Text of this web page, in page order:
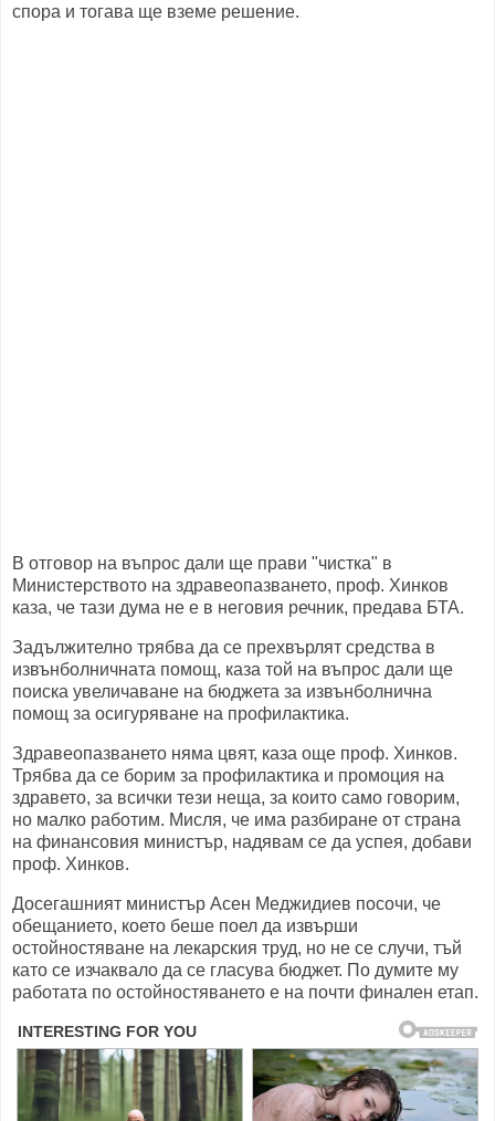
спора и тогава ще вземе решение.
В отговор на въпрос дали ще прави "чистка" в
Министерството на здравеопазването, проф. Хинков
каза, че тази дума не е в неговия речник, предава БТА.
Задължително трябва да се прехвърлят средства в
извънболничната помощ, каза той на въпрос дали ще
поиска увеличаване на бюджета за извънболнична
помощ за осигуряване на профилактика.
Здравеопазването няма цвят, каза още проф. Хинков.
Трябва да се борим за профилактика и промоция на
здравето, за всички тези неща, за които само говорим,
но малко работим. Мисля, че има разбиране от страна
на финансовия министър, надявам се да успея, добави
проф. Хинков.
Досегашният министър Асен Меджидиев посочи, че
обещанието, което беше поел да извърши
остойностяване на лекарския труд, но не се случи, тъй
като се изчаквало да се гласува бюджет. По думите му
работата по остойностяването е на почти финален етап.